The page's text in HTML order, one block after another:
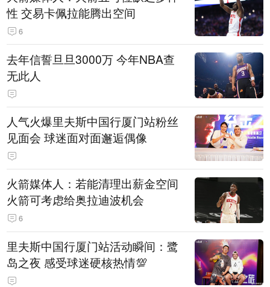
性 交易卡佩拉能腾出空间
6
去年信誓旦旦3000万 今年NBA查
无此人
人气火爆里夫斯中国行厦门站粉丝
见面会 球迷面对面邂逅偶像
火箭媒体人：若能清理出薪金空间
火箭可考虑给奥拉迪波机会
6
里夫斯中国行厦门站活动瞬间：鹭
岛之夜 感受球迷硬核热情💯